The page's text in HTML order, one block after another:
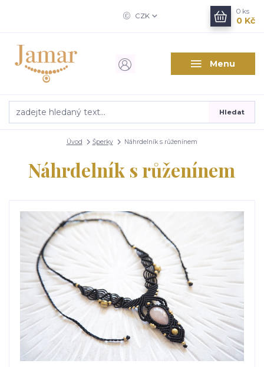
Menu
CZK
Hledat
0 ks
0 Kč
Úvod Šperky Náhrdelník s růženínem
Náhrdelník s růženínem